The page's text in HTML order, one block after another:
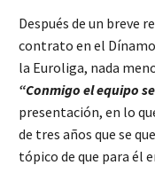
Después de un breve
contrato en el
la Euroliga, nada
“Conmigo el equipo
presentación, en lo
de tres años que se
tópico de que para él